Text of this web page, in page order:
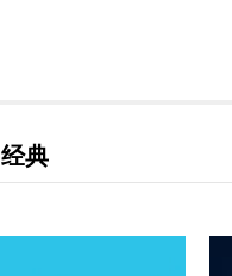
经典